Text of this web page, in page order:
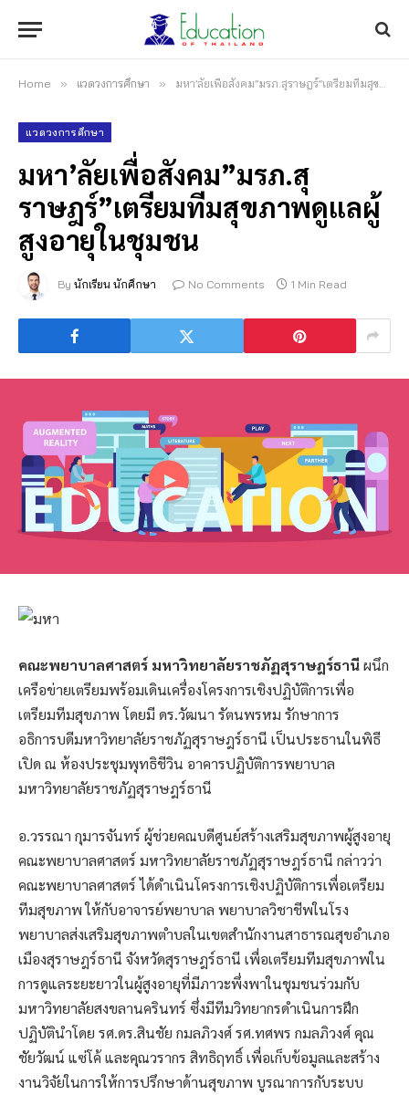
Home » แวดวงการศึกษา » มหา’ลัยเพื่อสังคม”มรภ.สุราษฎร์”เตรียมทีมสุขภาพดูแลผู้สูงอายุในชุมชน
แวดวงการศึกษา
มหา’ลัยเพื่อสังคม”มรภ.สุ
ราษฎร์”เตรียมทีมสุขภาพดูแลผู้
สูงอายุในชุมชน
By นักเรียน นักศึกษา No Comments 1 Min Read
คณะพยาบาลศาสตร์ มหาวิทยาลัยราชภัฏสุราษฎร์ธานีผนึก
เครือข่ายเตรียมพร้อมเดินเครื่องโครงการเชิงปฏิบัติการเพื่อ
เตรียมทีมสุขภาพ โดยมี ดร.วัฒนา รัตนพรหม รักษาการ
อธิการบดีมหาวิทยาลัยราชภัฏสุราษฎร์ธานี เป็นประธานในพิธี
เปิด ณ ห้องประชุมพุทธิชีวิน อาคารปฏิบัติการพยาบาล
มหาวิทยาลัยราชภัฏสุราษฎร์ธานี
อ.วรรณา กุมารจันทร์ ผู้ช่วยคณบดีศูนย์สร้างเสริมสุขภาพผู้สูงอายุ
คณะพยาบาลศาสตร์ มหาวิทยาลัยราชภัฏสุราษฎร์ธานี กล่าวว่า
คณะพยาบาลศาสตร์ ได้ดำเนินโครงการเชิงปฏิบัติการเพื่อเตรียม
ทีมสุขภาพ ให้กับอาจารย์พยาบาล พยาบาลวิชาชีพในโรง
พยาบาลส่งเสริมสุขภาพตำบลในเขตสำนักงานสาธารณสุขอำเภอ
เมืองสุราษฎร์ธานี จังหวัดสุราษฎร์ธานี เพื่อเตรียมทีมสุขภาพใน
การดูแลระยะยาวในผู้สูงอายุที่มีภาวะพึ่งพาในชุมชนร่วมกับ
มหาวิทยาลัยสงขลานครินทร์ ซึ่งมีทีมวิทยากรดำเนินการฝึก
ปฏิบัตินำโดย รศ.ดร.สินชัย กมลภิวงศ์ รศ.ทศพร กมลภิวงศ์ คุณ
ชัยวัฒน์ แซ่โค้ และคุณวรากร สิทธิฤทธิ์ เพื่อเก็บข้อมูลและสร้าง
งานวิจัยในการให้การปรึกษาด้านสุขภาพ บูรณาการกับระบบ